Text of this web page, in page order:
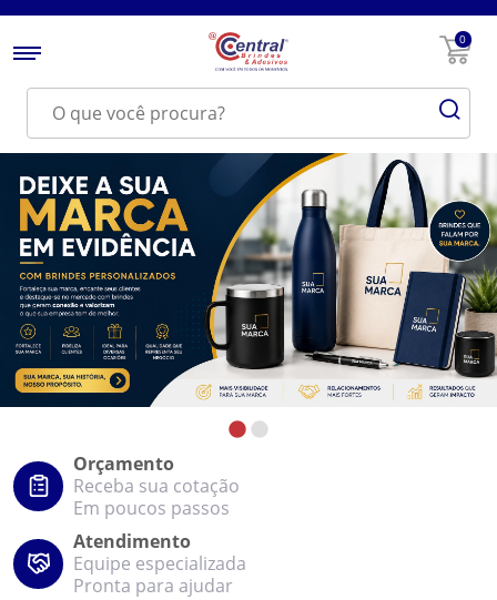
0
Orçamento
Receba sua cotação
Em poucos passos
Atendimento
Equipe especializada
Pronta para ajudar